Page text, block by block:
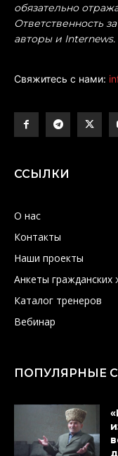
обязательно
Ответственность
авторы и Internews.
Свяжитесь с нами:
ССЫЛКИ
О нас
Контакты
Наши проекты
Анкеты гражданских
Каталог тренеров
Вебинар
ПОПУЛЯРНЫЕ